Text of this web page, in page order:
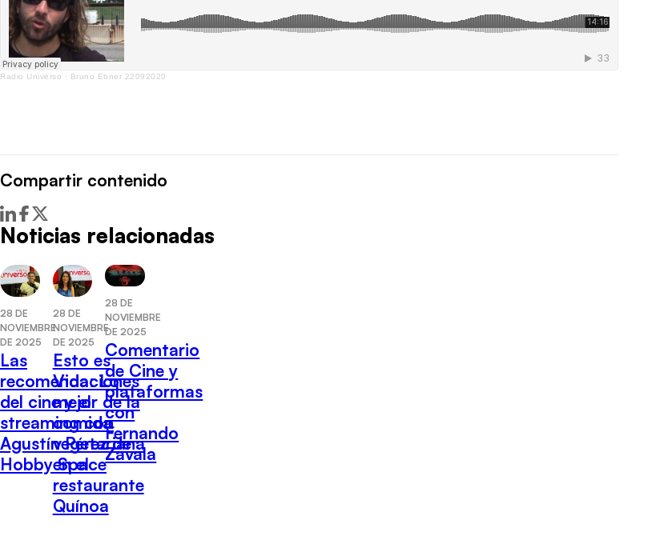
Radio Universo · Bruno Ebner 22092020
Compartir contenido
Noticias relacionadas
28 DE
NOVIEMBRE
DE 2025
Las
recomendaciones
del cine y el
streaming con
Agustín Pérez de
Hobby Space
28 DE
NOVIEMBRE
DE 2025
Esto es
Vida: Lo
mejor de la
comida
vegetariana
en el
restaurante
Quínoa
28 DE
NOVIEMBRE
DE 2025
Comentario
de Cine y
plataformas
con
Fernando
Zavala